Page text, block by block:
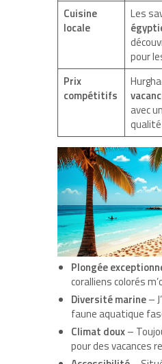
Cuisine
locale
Les
pour
Prix
compétitifs
avec
Plongée
coralliens colorés
Diversité marine–
faune aquatique
Climat doux–
pour des vacances